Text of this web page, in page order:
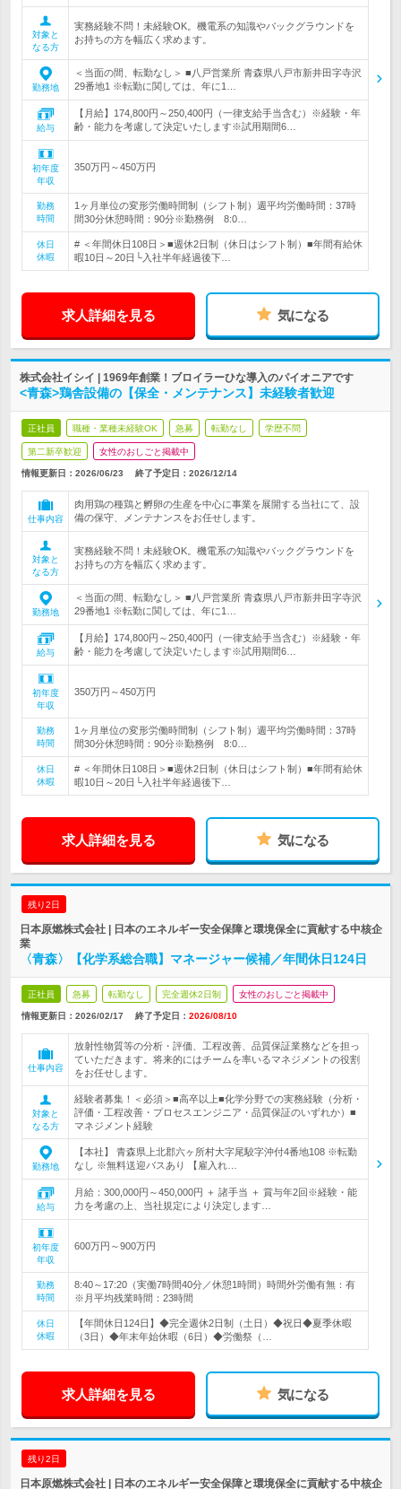
対象と
なる方
実務経験不問！未経験OK。機電系の知識やバックグラウンドを
お持ちの方を幅広く求めます。
勤務地
＜当面の間、転勤なし＞ ■八戸営業所 青森県八戸市新井田字寺沢
29番地1 ※転勤に関しては、年に1…
給与
【月給】174,800円～250,400円（一律支給手当含む）※経験・年
齢・能力を考慮して決定いたします※試用期間6…
初年度
年収
350万円～450万円
勤務
時間
1ヶ月単位の変形労働時間制（シフト制）週平均労働時間：37時
間30分休憩時間：90分※勤務例 8:0…
休日
休暇
# ＜年間休日108日＞■週休2日制（休日はシフト制）■年間有給休
暇10日～20日└入社半年経過後下…
求人詳細を見る 気になる
株式会社イシイ | 1969年創業！ブロイラーひな導入のパイオニアです
<青森>鶏舎設備の【保全・メンテナンス】未経験者歓迎
正社員 職種・業種未経験OK 急募 転勤なし 学歴不問
第二新卒歓迎 女性のおしごと掲載中
情報更新日：2026/06/23 終了予定日： 2026/12/14
仕事内容
肉用鶏の種鶏と孵卵の生産を中心に事業を展開する当社にて、設
備の保守、メンテナンスをお任せします。
対象と
なる方
実務経験不問！未経験OK。機電系の知識やバックグラウンドを
お持ちの方を幅広く求めます。
勤務地
＜当面の間、転勤なし＞ ■八戸営業所 青森県八戸市新井田字寺沢
29番地1 ※転勤に関しては、年に1…
給与
【月給】174,800円～250,400円（一律支給手当含む）※経験・年
齢・能力を考慮して決定いたします※試用期間6…
初年度
年収
350万円～450万円
勤務
時間
1ヶ月単位の変形労働時間制（シフト制）週平均労働時間：37時
間30分休憩時間：90分※勤務例 8:0…
休日
休暇
# ＜年間休日108日＞■週休2日制（休日はシフト制）■年間有給休
暇10日～20日└入社半年経過後下…
求人詳細を見る 気になる
残り2日
日本原燃株式会社 | 日本のエネルギー安全保障と環境保全に貢献する中核企
業
〈青森〉【化学系総合職】マネージャー候補／年間休日124日
正社員 急募 転勤なし 完全週休2日制 女性のおしごと掲載中
情報更新日：2026/02/17 終了予定日： 2026/08/10
仕事内容
放射性物質等の分析・評価、工程改善、品質保証業務などを担っ
ていただきます。将来的にはチームを率いるマネジメントの役割
をお任せします。
対象と
なる方
経験者募集！＜必須＞■高卒以上■化学分野での実務経験（分析・
評価・工程改善・プロセスエンジニア・品質保証のいずれか）■
マネジメント経験
勤務地
【本社】 青森県上北郡六ヶ所村大字尾駮字沖付4番地108 ※転勤
なし ※無料送迎バスあり 【雇入れ…
給与
月給：300,000円～450,000円 ＋ 諸手当 ＋ 賞与年2回※経験・能
力を考慮の上、当社規定により決定します…
初年度
年収
600万円～900万円
勤務
時間
8:40～17:20（実働7時間40分／休憩1時間）時間外労働有無：有
※月平均残業時間：23時間
休日
休暇
【年間休日124日】◆完全週休2日制（土日）◆祝日◆夏季休暇
（3日）◆年末年始休暇（6日）◆労働祭（…
求人詳細を見る 気になる
残り2日
日本原燃株式会社 | 日本のエネルギー安全保障と環境保全に貢献する中核企